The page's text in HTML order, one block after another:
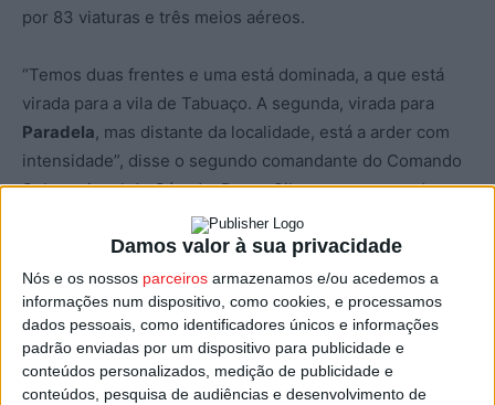
Damos valor à sua privacidade
Nós e os nossos parceiros armazenamos e/ou acedemos a
informações num dispositivo, como cookies, e processamos
dados pessoais, como identificadores únicos e informações
padrão enviadas por um dispositivo para publicidade e
conteúdos personalizados, medição de publicidade e
conteúdos, pesquisa de audiências e desenvolvimento de
por 83 viaturas e três meios aéreos.
“Temos duas frentes e uma está dominada, a que está
virada para a vila de Tabuaço. A segunda, virada para
Paradela, mas distante da localidade, está a arder com
intensidade”, disse o segundo comandante do Comando
Sub-regional do Cávado, Bruno Silva, acrescentando que
“houve um reforço pela manhã de meios aéreos, o que
vai ajudar no trabalho de combate”.
As chamas acabaram por levar a GNR a cortar a
circulação na EN 323 entre entre as localidades de
Távora e Granjinha, pela proximidade das chamas na
frente que está mais próxima da localidade de Paradela.